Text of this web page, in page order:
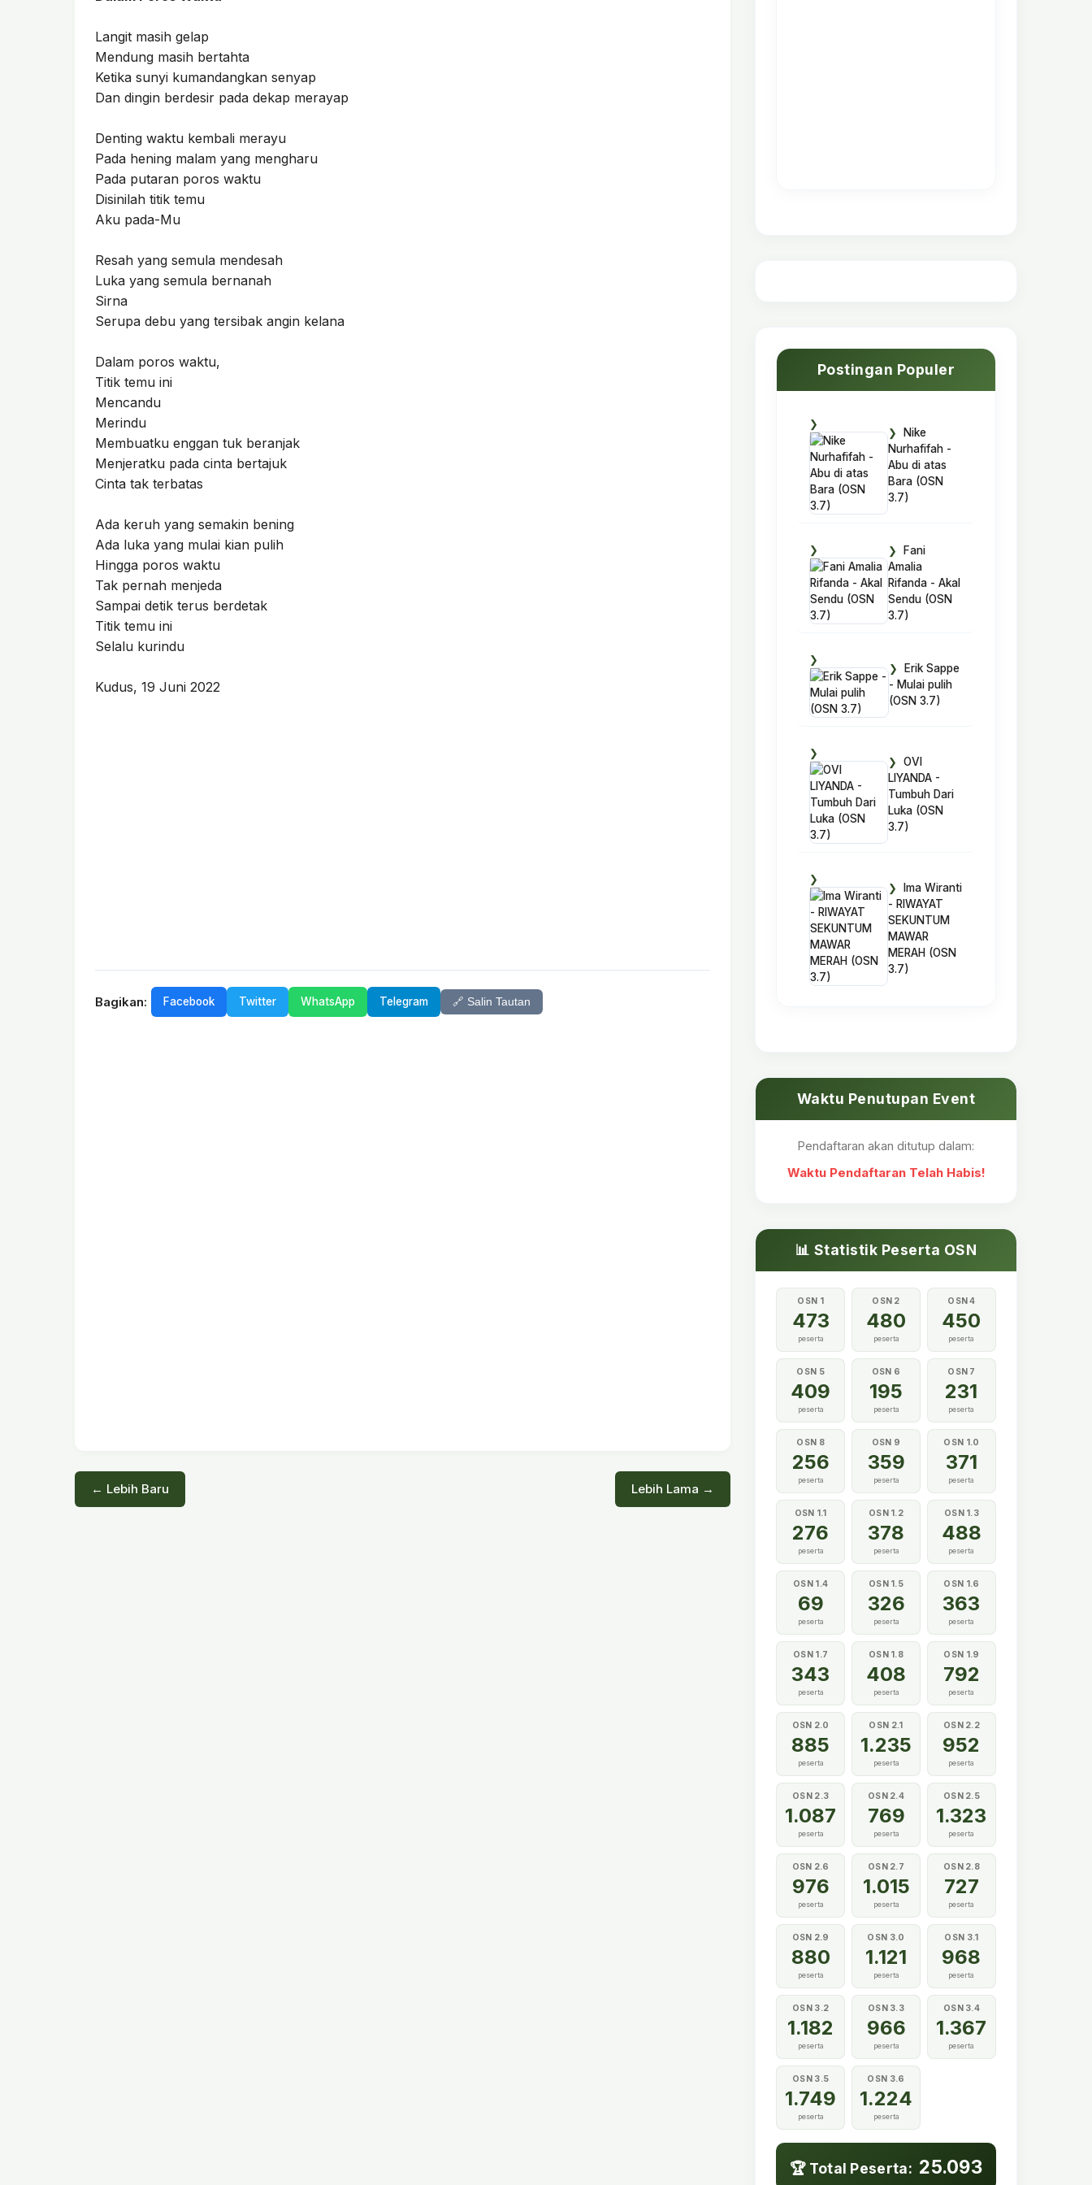
Langit masih gelap
Mendung masih bertahta
Ketika sunyi kumandangkan senyap
Dan dingin berdesir pada dekap merayap
Denting waktu kembali merayu
Pada hening malam yang mengharu
Pada putaran poros waktu
Disinilah titik temu
Aku pada-Mu
Resah yang semula mendesah
Luka yang semula bernanah
Sirna
Serupa debu yang tersibak angin kelana
Dalam poros waktu,
Titik temu ini
Mencandu
Merindu
Membuatku enggan tuk beranjak
Menjeratku pada cinta bertajuk
Cinta tak terbatas
Ada keruh yang semakin bening
Ada luka yang mulai kian pulih
Hingga poros waktu
Tak pernah menjeda
Sampai detik terus berdetak
Titik temu ini
Selalu kurindu
Kudus, 19 Juni 2022
Bagikan: Facebook Twitter WhatsApp Telegram 🔗 Salin Tautan
← Lebih Baru Lebih Lama →
Postingan Populer
Nike
Nurhafifah -
Abu di atas
Bara (OSN
3.7)
Fani
Amalia
Rifanda - Akal
Sendu (OSN
3.7)
Erik Sappe
- Mulai pulih
(OSN 3.7)
OVI
LIYANDA -
Tumbuh Dari
Luka (OSN
3.7)
Ima Wiranti
- RIWAYAT
SEKUNTUM
MAWAR
MERAH (OSN
3.7)
Waktu Penutupan Event
Pendaftaran akan ditutup dalam:
Waktu Pendaftaran Telah Habis!
📊 Statistik Peserta OSN
OSN 1
473
peserta
OSN 2
480
peserta
OSN 4
450
peserta
OSN 5
409
peserta
OSN 6
195
peserta
OSN 7
231
peserta
OSN 8
256
peserta
OSN 9
359
peserta
OSN 1.0
371
peserta
OSN 1.1
276
peserta
OSN 1.2
378
peserta
OSN 1.3
488
peserta
OSN 1.4
69
peserta
OSN 1.5
326
peserta
OSN 1.6
363
peserta
OSN 1.7
343
peserta
OSN 1.8
408
peserta
OSN 1.9
792
peserta
OSN 2.0
885
peserta
OSN 2.1
1.235
peserta
OSN 2.2
952
peserta
OSN 2.3
1.087
peserta
OSN 2.4
769
peserta
OSN 2.5
1.323
peserta
OSN 2.6
976
peserta
OSN 2.7
1.015
peserta
OSN 2.8
727
peserta
OSN 2.9
880
peserta
OSN 3.0
1.121
peserta
OSN 3.1
968
peserta
OSN 3.2
1.182
peserta
OSN 3.3
966
peserta
OSN 3.4
1.367
peserta
OSN 3.5
1.749
peserta
OSN 3.6
1.224
peserta
🏆 Total Peserta: 25.093